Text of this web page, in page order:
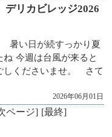
リカビレッジ2026
暑い日が続すっかり夏
今週は台風が来ると
しくださいませ。 さて
2026年06月01日
ページ] [最終]